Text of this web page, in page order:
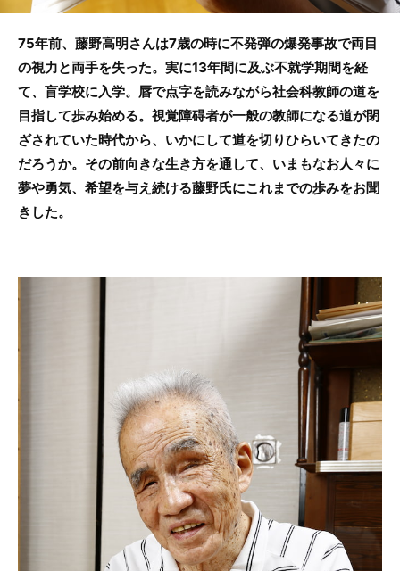
75年前、藤野高明さんは7歳の時に不発弾の爆発事故で両目
の視力と両手を失った。実に13年間に及ぶ不就学期間を経
て、盲学校に入学。唇で点字を読みながら社会科教師の道を
目指して歩み始める。視覚障碍者が一般の教師になる道が閉
ざされていた時代から、いかにして道を切りひらいてきたの
だろうか。その前向きな生き方を通して、いまもなお人々に
夢や勇気、希望を与え続ける藤野氏にこれまでの歩みをお聞
きした。